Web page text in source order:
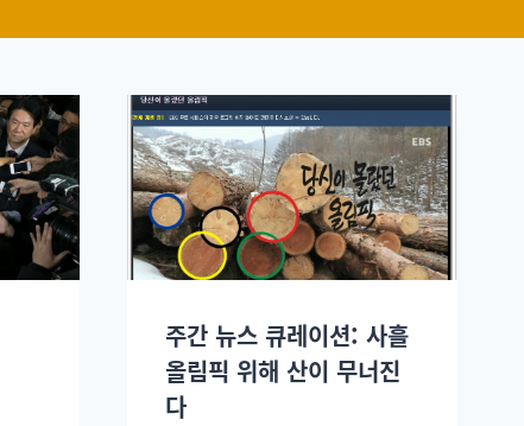
주간 뉴스 큐레이션: 사흘
올림픽 위해 산이 무너진
다